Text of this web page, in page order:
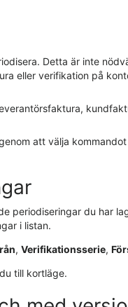
Detta är inte
eller verifikation på
,
att välja kommandot
periodiseringar du har
i listan.
, Verifikationsserie,
till kortläge.